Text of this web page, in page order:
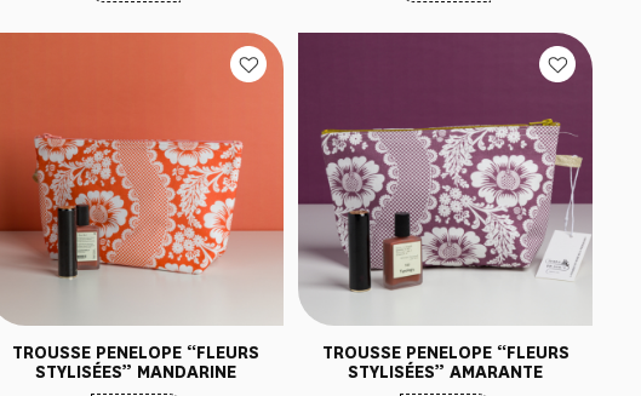
TROUSSE PENELOPE “FLEURS
STYLISÉES” MANDARINE
TROUSSE PENELOPE “FLEURS
STYLISÉES” AMARANTE